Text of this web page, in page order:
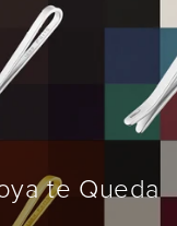
te Queda